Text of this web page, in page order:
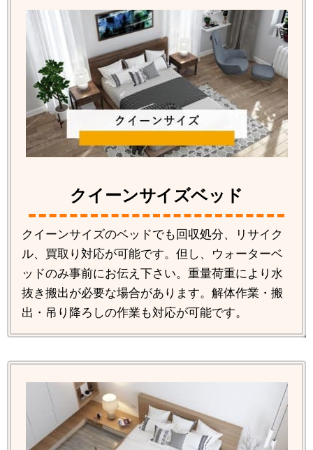
クイーンサイズベッド
クイーンサイズのベッドでも回収処分、リサイク
ル、買取り対応が可能です。但し、ウォーターベ
ッドのみ事前にお伝え下さい。重量荷重により水
抜き搬出が必要な場合があります。解体作業・搬
出・吊り降ろしの作業も対応が可能です。